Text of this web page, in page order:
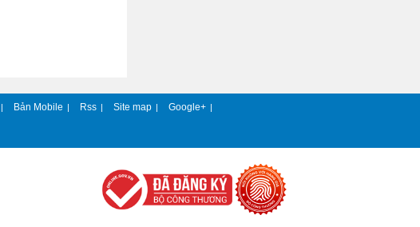
| Bản Mobile | Rss | Site map | Google+ |